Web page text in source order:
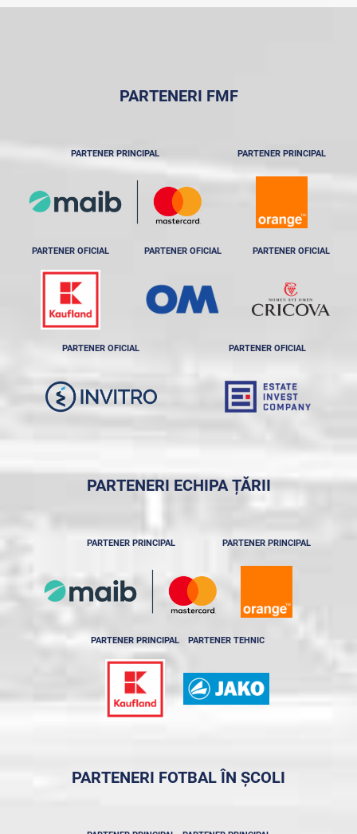
PARTENERI FMF
PARTENER PRINCIPAL PARTENER PRINCIPAL
PARTENER OFICIAL PARTENER OFICIAL PARTENER OFICIAL
PARTENER OFICIAL PARTENER OFICIAL
PARTENERI ECHIPA ȚĂRII
PARTENER PRINCIPAL PARTENER PRINCIPAL
PARTENER PRINCIPAL PARTENER TEHNIC
PARTENERI FOTBAL ÎN ȘCOLI